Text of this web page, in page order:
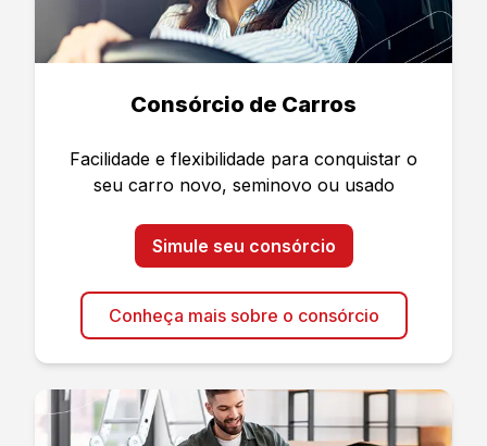
Consórcio de Carros
Facilidade e flexibilidade para conquistar o
seu carro novo, seminovo ou usado
Simule seu consórcio
Conheça mais sobre o consórcio